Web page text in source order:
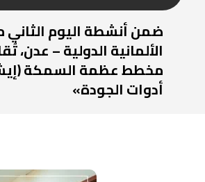
ضمن أنشطة اليوم الثاني
الألمانية الدولية – عدن،
مخطط عظمة السمكة
أدوات الجودة»